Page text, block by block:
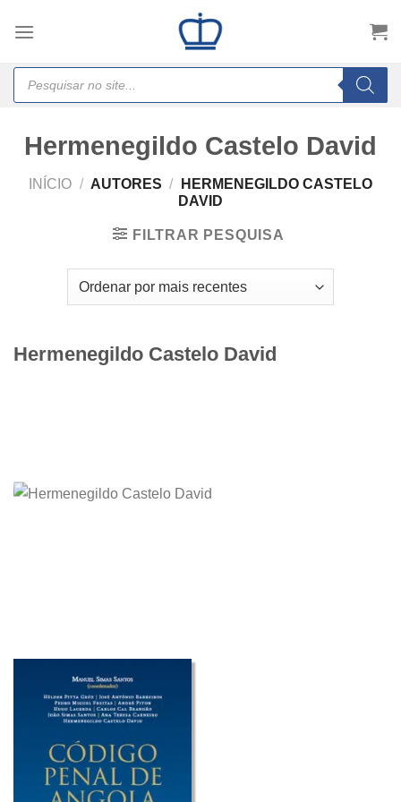
Products
search
Hermenegildo Castelo David
INÍCIO / AUTORES /
HERMENEGILDO CASTELO
DAVID
FILTRAR PESQUISA
Hermenegildo Castelo David